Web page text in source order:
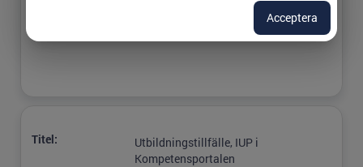
Titel:
Utbildningstillfälle, IUP i
Kompetensportalen
Acceptera